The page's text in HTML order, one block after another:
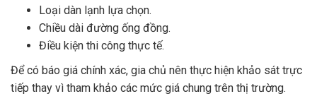
Loại dàn lạnh lựa chọn.
Chiều dài đường ống đồng.
Điều kiện thi công thực tế.
Để có báo giá chính xác, gia chủ nên thực hiện khảo sát trực
tiếp thay vì tham khảo các mức giá chung trên thị trường.